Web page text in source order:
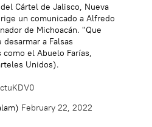
Cártel de Jalisco, Nueva
un comunicado a Alfredo
de Michoacán. "Que
a Falsas
el Abuelo Farías,
Unidos).
February 22, 2022